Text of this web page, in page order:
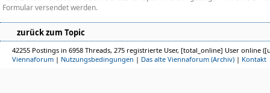
Formular versendet werden.
zurück zum Topic
42255 Postings in 6958 Threads, 275 registrierte User, [total_online] User online
Viennaforum | Nutzungsbedingungen | Das alte Viennaforum (Archiv) | Kontakt